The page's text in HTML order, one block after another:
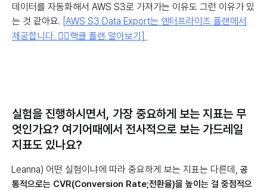
데이터를 자동화해서 AWS S3로 가져가는 이유도 그런 이유가 있
는 것 같아요. [AWS S3 Data Export는 엔터프라이즈 플랜에서
제공합니다. 👉🏻핵클 플랜 알아보기]
실험을 진행하시면서, 가장 중요하게 보는 지표는 무
엇인가요? 여기어때에서 전사적으로 보는 가드레일
지표도 있나요?
Leanna) 어떤 실험이냐에 따라 중요하게 보는 지표는 다른데, 공
통적으로는 CVR(Conversion Rate;전환율)을 높이는 걸 중점적으